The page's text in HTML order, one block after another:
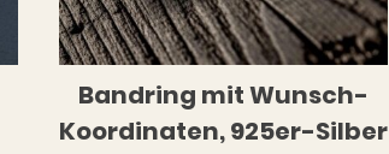
Bandring mit Wunsch-
Koordinaten, 925er-Silber